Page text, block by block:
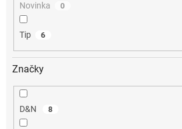
Novinka 0
Tip 6
Značky
D&N 8